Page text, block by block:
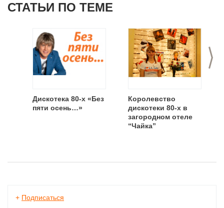
СТАТЬИ ПО ТЕМЕ
>
Дискотека 80-х «Без
пяти осень…»
Королевство
дискотеки 80-х в
загородном отеле
“Чайка”
+ Подписаться